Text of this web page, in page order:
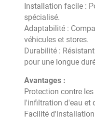
Installation facile :
spécialisé.
Adaptabilité :
véhicules et stores.
Durabilité :
pour une longue
Avantages :
Protection contre
l'infiltration d'eau et
Facilité